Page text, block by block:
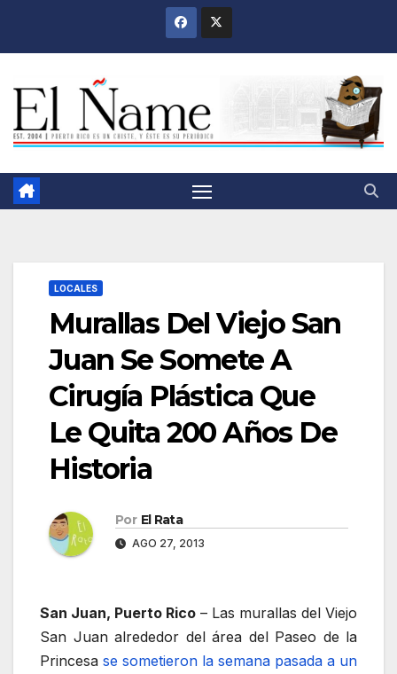
LOCALES
Murallas Del Viejo San
Juan Se Somete A
Cirugía Plástica Que
Le Quita 200 Años De
Historia
Por El Rata
AGO 27, 2013
San Juan, Puerto Rico – Las murallas del Viejo
San Juan alrededor del área del Paseo de la
Princesa se sometieron la semana pasada a un